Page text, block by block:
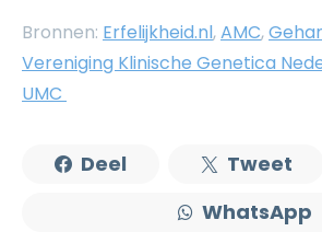
Bronnen: Erfelijkheid.nl,AMC,
Vereniging Klinische Genetica
UMC
Deel Tweet
WhatsApp